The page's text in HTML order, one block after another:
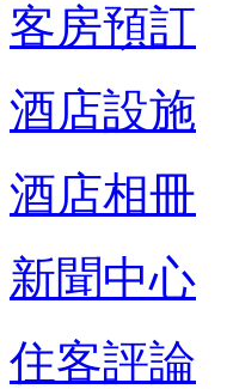
客房預訂
酒店設施
酒店相冊
新聞中心
住客評論